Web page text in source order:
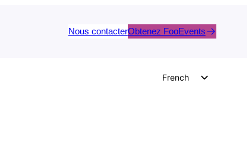
Nous contacterObtenez FooEvents
French